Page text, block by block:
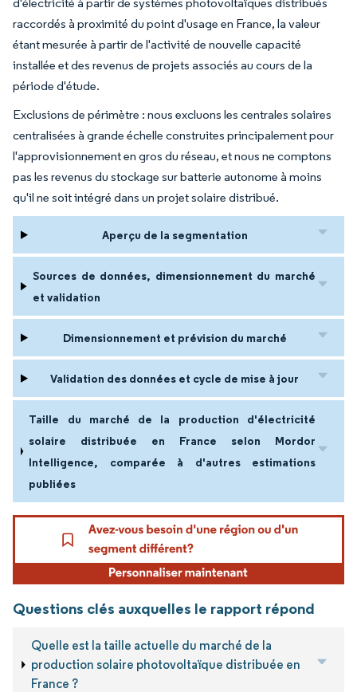
raccordés à proximité du point d'usage en France, la valeur
étant mesurée à partir de l'activité de nouvelle capacité
installée et des revenus de projets associés au cours de la
période d'étude.
Exclusions de périmètre : nous excluons les centrales solaires
centralisées à grande échelle construites principalement pour
l'approvisionnement en gros du réseau, et nous ne comptons
pas les revenus du stockage sur batterie autonome à moins
qu'il ne soit intégré dans un projet solaire distribué.
Aperçu de la segmentation
Sources de données, dimensionnement du marché
et validation
Dimensionnement et prévision du marché
Validation des données et cycle de mise à jour
Taille du marché de la production d'électricité
solaire distribuée en France selon Mordor
Intelligence, comparée à d'autres estimations
publiées
Questions clés auxquelles le rapport répond
Quelle est la taille actuelle du marché de la
production solaire photovoltaïque distribuée en
France ?